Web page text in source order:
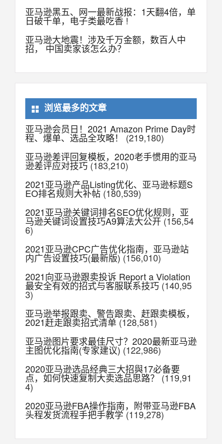
亚马逊黑五、网一最新战报：1天翻4倍，单
日破千单，电子类最吃香 !
亚马逊大地震！涉及千万金额，数百人中
招， 中国卖家该怎么办？
浏览最多的文章
亚马逊会员日！2021 Amazon Prime Day时
程、爆单、选品全攻略！
(219,180)
亚马逊差评回复模板，2020老手惯用的亚马
逊差评应对技巧(183,210)
2021亚马逊产品Listing优化、亚马逊标题S
EO排名规则大补帖 (180,539)
2021亚马逊关键词排名SEO优化规则，亚
马逊关键词设置技巧A9算法大公开(156,54
6)
2021亚马逊CPC广告优化指南，亚马逊站
内广告设置技巧(最新版)(156,010)
2021向亚马逊跟卖投诉 Report a Violation
最安全有效的招式与客服联系技巧 (140,95
3)
亚马逊举报跟卖、警告跟卖、赶跟卖模板，
2021赶走跟卖招式清单(128,581)
亚马逊图片要求最佳尺寸？2020最新亚马逊
主图优化指南(专家建议) (122,986)
2020亚马逊选品经典三大招與17必备要
点，如何快速复制大卖选品思路？ (119,91
4)
2020亚马逊FBA操作指南，附带亚马逊FBA
头程发货流程手把手教学(119,278)